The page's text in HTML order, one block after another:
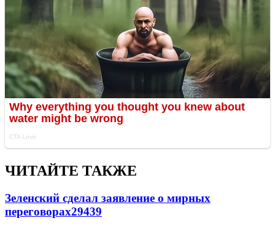
ЧИТАЙТЕ ТАКЖЕ
Зеленский сделал заявление о мирных
переговорах29439